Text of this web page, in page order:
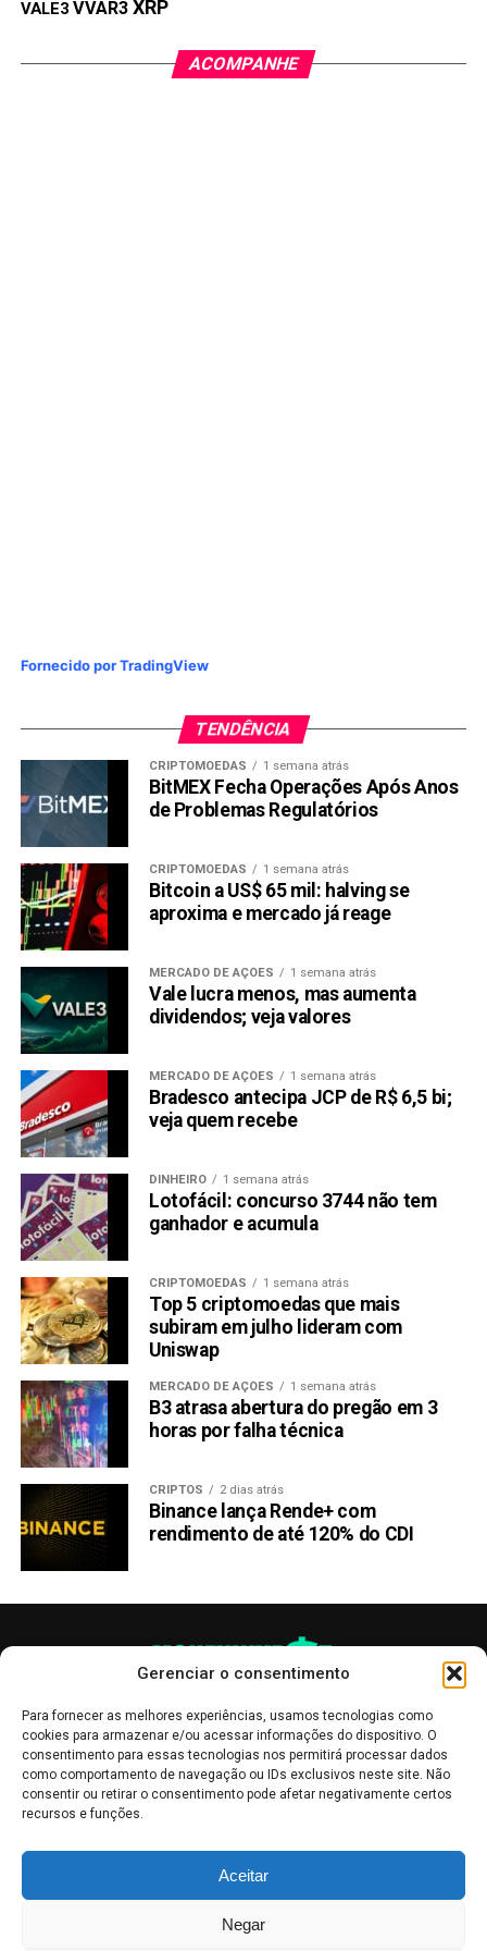
Gerenciar o consentimento
Para fornecer as melhores experiências, usamos tecnologias como
cookies para armazenar e/ou acessar informações do dispositivo. O
consentimento para essas tecnologias nos permitirá processar dados
como comportamento de navegação ou IDs exclusivos neste site. Não
consentir ou retirar o consentimento pode afetar negativamente certos
recursos e funções.
Aceitar
Negar
WhatsApp
Twitter
Facebook
RedditEmail
VALE3 VVAR3 XRP
ACOMPANHE
Fornecido por TradingView
TENDÊNCIA
CRIPTOMOEDAS 1 semana atrás
BitMEX Fecha Operações Após Anos
de Problemas Regulatórios
CRIPTOMOEDAS 1 semana atrás
Bitcoin a US$ 65 mil: halving se
aproxima e mercado já reage
MERCADO DE AÇÕES 1 semana atrás
Vale lucra menos, mas aumenta
dividendos; veja valores
MERCADO DE AÇÕES 1 semana atrás
Bradesco antecipa JCP de R$ 6,5 bi;
veja quem recebe
DINHEIRO 1 semana atrás
Lotofácil: concurso 3744 não tem
ganhador e acumula
CRIPTOMOEDAS 1 semana atrás
Top 5 criptomoedas que mais
subiram em julho lideram com
Uniswap
MERCADO DE AÇÕES 1 semana atrás
B3 atrasa abertura do pregão em 3
horas por falha técnica
CRIPTOS 2 dias atrás
Binance lança Rende+ com
rendimento de até 120% do CDI
informativo, servindo como boletins de divulgação, e não devem ser
interpretadas como recomendações de investimento.Leia mais
Bolsa de Valores